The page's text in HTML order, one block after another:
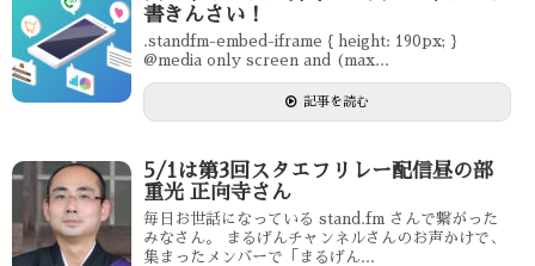
書きんさい！
.standfm-embed-iframe { height: 190px; }
@media only screen and (max...
記事を読む
5/1は第3回スタエフリレー配信昼の部
重光 正向寺さん
毎日お世話になっている stand.fm さんで繋がった
みなさん。 まるげんチャンネルさんのお声かけで、
集まったメンバーで「まるげん...